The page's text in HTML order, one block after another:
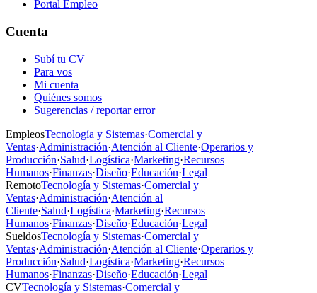
Portal Empleo
Cuenta
Subí tu CV
Para vos
Mi cuenta
Quiénes somos
Sugerencias / reportar error
EmpleosTecnología y Sistemas·Comercial y
Ventas·Administración·Atención al Cliente·Operarios y
Producción·Salud·Logística·Marketing·Recursos
Humanos·Finanzas·Diseño·Educación·Legal
RemotoTecnología y Sistemas·Comercial y
Ventas·Administración·Atención al
Cliente·Salud·Logística·Marketing·Recursos
Humanos·Finanzas·Diseño·Educación·Legal
SueldosTecnología y Sistemas·Comercial y
Ventas·Administración·Atención al Cliente·Operarios y
Producción·Salud·Logística·Marketing·Recursos
Humanos·Finanzas·Diseño·Educación·Legal
CVTecnología y Sistemas·Comercial y